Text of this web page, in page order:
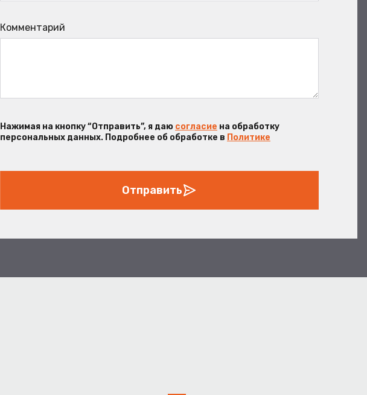
Комментарий
Нажимая на кнопку “Отправить”, я даю согласие на обработку
персональных данных. Подробнее об обработке в Политике
Отправить